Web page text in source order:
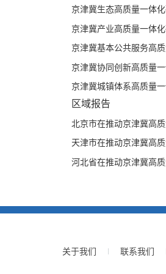
供给，市场主要通过推动
优化。
群高质量一体化发展的现
一体化的进展与成效进行
进行了探讨。研究发现，
化，区域创新实力持续增
发展；六是生态环境质量
展不平衡问题仍较为突出
建设；三是区域发展关键
革推动要素配置效率提升
载体。
京津冀生态高质量一体
京津冀产业高质量一体
京津冀基本公共服务高
京津冀协同创新高质量
京津冀城镇体系高质量
区域报告
北京市在推动京津冀高
天津市在推动京津冀高
河北省在推动京津冀高
关于我们 联系我们